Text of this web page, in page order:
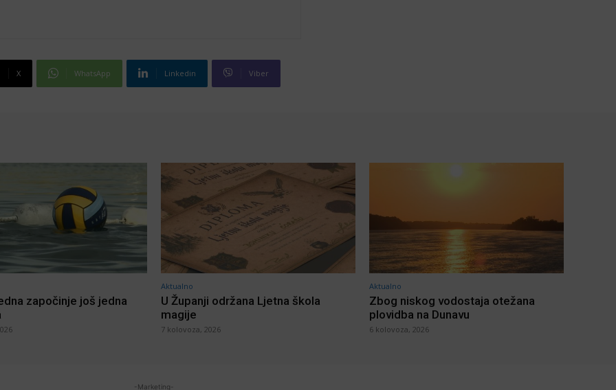
X WhatsApp Linkedin Viber
započinje još jedna
Aktualno
U Županji održana Ljetna škola
magije
7 kolovoza, 2026
Aktualno
Zbog niskog vodostaja otežana
plovidba na Dunavu
6 kolovoza, 2026
-Marketing-